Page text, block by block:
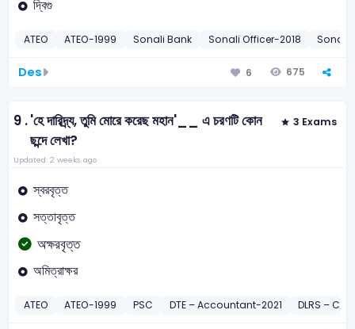
দ্বিগু
ATEO ATEO-1999 Sonali Bank Sonali Officer-2018 Sonali
Des 6 675
9 .'হে দারিদ্র্য, তুমি মোরে করেছ মহান'__ এ চরণটি কোন
ছন্দে লেখা?
3 Exams
Updated: 2 weeks ago
স্বরবৃত্ত
সত্তাবৃত্ত
অক্ষরবৃত্ত
অমিত্রাক্ষর
ATEO ATEO-1999 PSC DTE – Accountant-2021 DLRS –